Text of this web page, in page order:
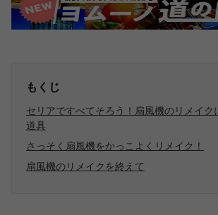
もくじ
セリアですべてそろう！扇風機のリメイク
道具
さっそく扇風機をかっこよくリメイク！
扇風機のリメイクを終えて